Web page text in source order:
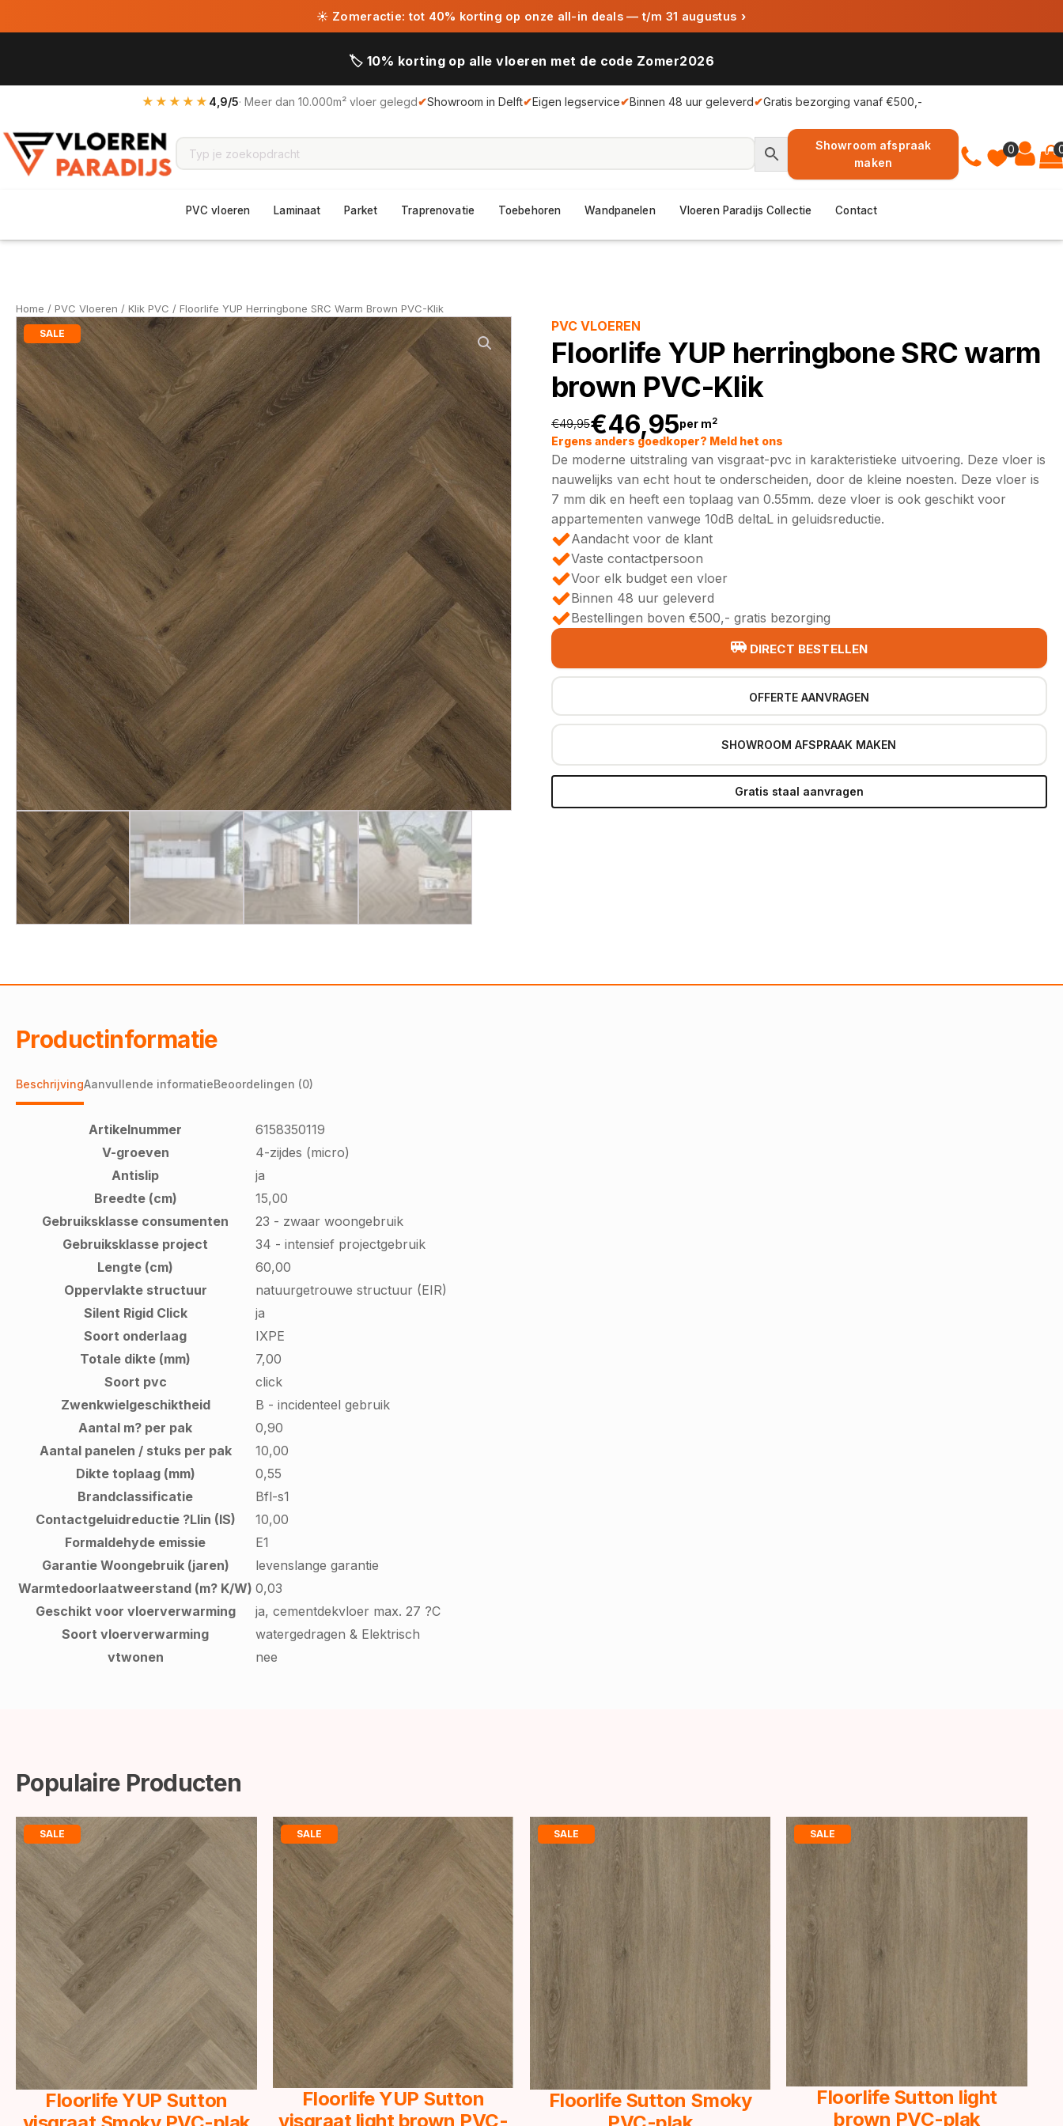
☀ Zomeractie: tot 40% korting op onze all-in deals — t/m 31 augustus ›
🏷️ 10% korting op alle vloeren met de code Zomer2026
★★★★★ 4,9/5· Meer dan 10.000m² vloer gelegd✔Showroom in Delft✔Eigen legservice✔Binnen 48 uur geleverd✔Gratis bezorging vanaf €500,-
0
Showroom afspraak
maken
PVC vloeren Laminaat Parket Traprenovatie Toebehoren Wandpanelen Vloeren Paradijs Collectie Contact
Home / PVC Vloeren / Klik PVC / Floorlife YUP Herringbone SRC Warm Brown PVC-Klik
SALE PVC VLOEREN
Floorlife YUP herringbone SRC warm
brown PVC-Klik
€49,95
Oorspronkelijke
prijs
was:
€49,95.
€46,95
Huidige
prijs
is:
€46,95.
per m2
Ergens anders goedkoper? Meld het ons
De moderne uitstraling van visgraat-pvc in karakteristieke uitvoering. Deze vloer is
nauwelijks van echt hout te onderscheiden, door de kleine noesten. Deze vloer is
7 mm dik en heeft een toplaag van 0.55mm. deze vloer is ook geschikt voor
appartementen vanwege 10dB deltaL in geluidsreductie.
Aandacht voor de klant
Vaste contactpersoon
Voor elk budget een vloer
Binnen 48 uur geleverd
Bestellingen boven €500,- gratis bezorging
DIRECT BESTELLEN
OFFERTE AANVRAGEN
SHOWROOM AFSPRAAK MAKEN
Gratis staal aanvragen
Productinformatie
BeschrijvingAanvullende informatieBeoordelingen (0)
Artikelnummer
6158350119
V-groeven
4-zijdes (micro)
Antislip
ja
Breedte (cm)
15,00
Gebruiksklasse consumenten
23 - zwaar woongebruik
Gebruiksklasse project
34 - intensief projectgebruik
Lengte (cm)
60,00
Oppervlakte structuur
natuurgetrouwe structuur (EIR)
Silent Rigid Click
ja
Soort onderlaag
IXPE
Totale dikte (mm)
7,00
Soort pvc
click
Zwenkwielgeschiktheid
B - incidenteel gebruik
Aantal m? per pak
0,90
Aantal panelen / stuks per pak
10,00
Dikte toplaag (mm)
0,55
Brandclassificatie
Bfl-s1
Contactgeluidreductie ?Llin (IS)
10,00
Formaldehyde emissie
E1
Garantie Woongebruik (jaren)
levenslange garantie
Warmtedoorlaatweerstand (m? K/W) 0,03
Geschikt voor vloerverwarming
ja, cementdekvloer max. 27 ?C
Soort vloerverwarming
watergedragen & Elektrisch
vtwonen
nee
Populaire Producten
SALE
Floorlife YUP Sutton
SALE
Floorlife YUP Sutton
visgraat light brown PVC-
SALE
Floorlife Sutton Smoky
SALE
Floorlife Sutton light
brown PVC-plak